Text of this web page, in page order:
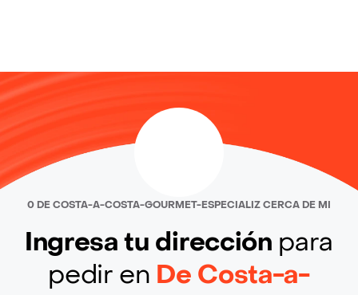
0 DE COSTA-A-COSTA-GOURMET-ESPECIALIZ CERCA DE MI
Ingresa tu dirección para
pedir en De Costa-a-